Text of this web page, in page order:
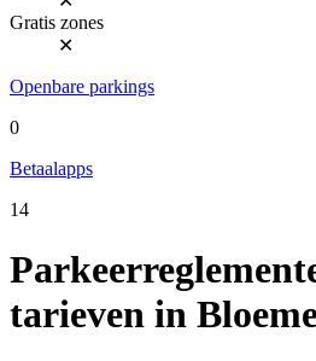
Gratis zones
✕
Openbare parkings
0
Betaalapps
14
tarieven in